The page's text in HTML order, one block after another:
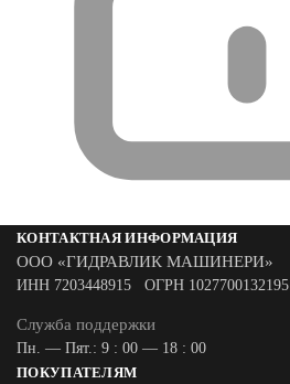
КОНТАКТНАЯ ИНФОРМАЦИЯ
ООО «ГИДРАВЛИК МАШИНЕРИ»
ИНН 7203448915 ОГРН 1027700132195
Служба поддержки
Пн. — Пят.: 9 : 00 — 18 : 00
ПОКУПАТЕЛЯМ